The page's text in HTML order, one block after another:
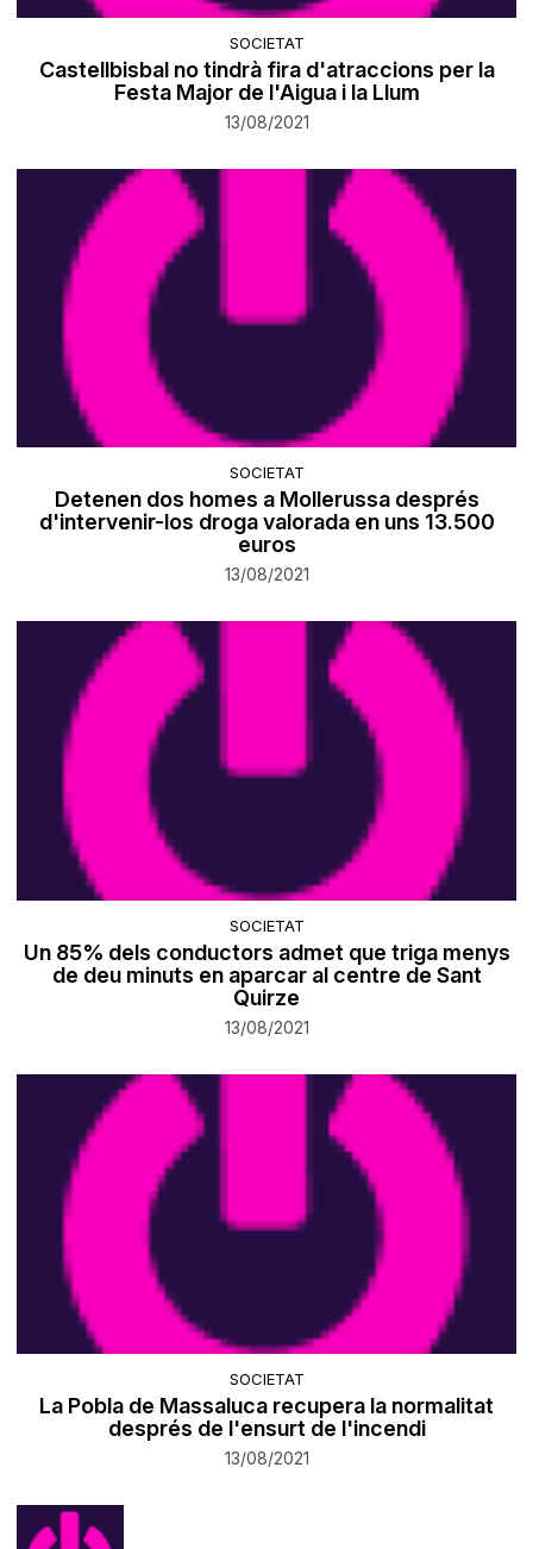
SOCIETAT
Castellbisbal no tindrà fira d'atraccions per la
Festa Major de l'Aigua i la Llum
13/08/2021
SOCIETAT
Detenen dos homes a Mollerussa després
d'intervenir-los droga valorada en uns 13.500
euros
13/08/2021
SOCIETAT
Un 85% dels conductors admet que triga menys
de deu minuts en aparcar al centre de Sant
Quirze
13/08/2021
SOCIETAT
La Pobla de Massaluca recupera la normalitat
després de l'ensurt de l'incendi
13/08/2021